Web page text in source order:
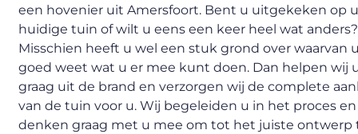
een hovenier uit Amersfoort. Bent u uitgekeken op
huidige tuin of wilt u eens een keer heel wat anders?
Misschien heeft u wel een stuk grond over waarvan
goed weet wat u er mee kunt doen. Dan helpen wij
graag uit de brand en verzorgen wij de complete
van de tuin voor u. Wij begeleiden u in het proces en
denken graag met u mee om tot het juiste ontwerp